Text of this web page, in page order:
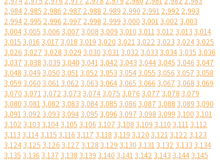
2,9842,985 2,986 2,987 2,988 2,989 2,990 2,9912,992 2,993
2,9942,995 2,996 2,997 2,998 2,999 3,000 3,0013,002 3,003
3,0043,005 3,006 3,007 3,008 3,009 3,010 3,0113,012 3,013 3,014
3,015 3,016 3,017 3,018 3,019 3,020 3,0213,022 3,023 3,0243,025
3,026 3,027 3,028 3,029 3,030 3,0313,032 3,033 3,0343,035 3,036
3,037 3,038 3,039 3,040 3,0413,042 3,043 3,0443,045 3,046 3,047
3,048 3,049 3,050 3,0513,052 3,053 3,0543,055 3,056 3,057 3,058
3,059 3,060 3,0613,062 3,063 3,0643,065 3,066 3,067 3,068 3,069
3,070 3,0713,072 3,073 3,0743,075 3,076 3,077 3,078 3,079
3,080 3,0813,082 3,083 3,0843,085 3,086 3,087 3,088 3,089 3,090
3,0913,092 3,093 3,0943,095 3,096 3,097 3,098 3,099 3,100 3,101
3,102 3,103 3,1043,105 3,106 3,107 3,108 3,109 3,110 3,1113,112
3,113 3,1143,115 3,116 3,117 3,118 3,119 3,120 3,1213,122 3,123
3,1243,125 3,126 3,127 3,128 3,129 3,130 3,1313,132 3,133 3,134
3,135 3,136 3,137 3,138 3,139 3,140 3,1413,142 3,143 3,1443,145